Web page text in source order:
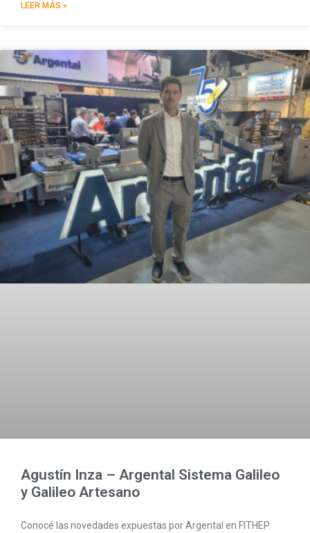
LEER MÁS »
Agustín Inza – Argental Sistema Galileo
y Galileo Artesano
Conocé las novedades expuestas por Argental en FITHEP